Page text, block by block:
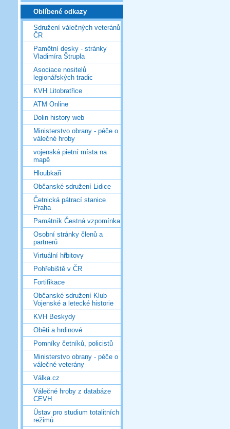
Oblíbené odkazy
Sdružení válečných veteránů
ČR
Pamětní desky - stránky
Vladimíra Štrupla
Asociace nositelů
legionářských tradic
KVH Litobratřice
ATM Online
Dolin history web
Ministerstvo obrany - péče o
válečné hroby
vojenská pietní místa na
mapě
Hloubkaři
Občanské sdružení Lidice
Četnická pátrací stanice
Praha
Památník Čestná vzpomínka
Osobní stránky členů a
partnerů
Virtuální hřbitovy
Pohřebiště v ČR
Fortifikace
Občanské sdružení Klub
Vojenské a letecké historie
KVH Beskydy
Oběti a hrdinové
Pomníky četníků, policistů
Ministerstvo obrany - péče o
válečné veterány
Válka.cz
Válečné hroby z databáze
CEVH
Ústav pro studium totalitních
režimů